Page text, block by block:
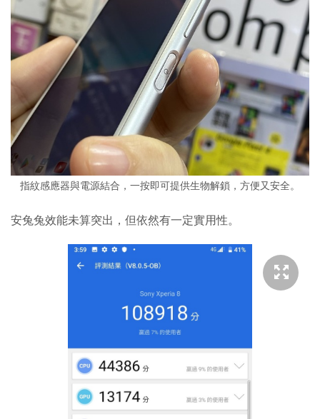
指紋感應器與電源結合，一按即可提供生物解鎖，方便又安全。
安兔兔效能未算突出，但依然有一定實用性。